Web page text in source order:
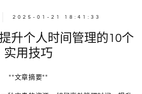
2025-01-21 18:41:33
升个人时间管理的10个
实用技巧
**文章摘要**